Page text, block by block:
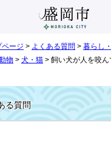
ページ > よくある質問 > 暮らし
物 > 犬・猫 > 飼い犬が人を咬ん
質問